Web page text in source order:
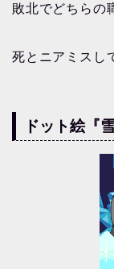
敗北でどちらの
死とニアミスし
ドット絵『